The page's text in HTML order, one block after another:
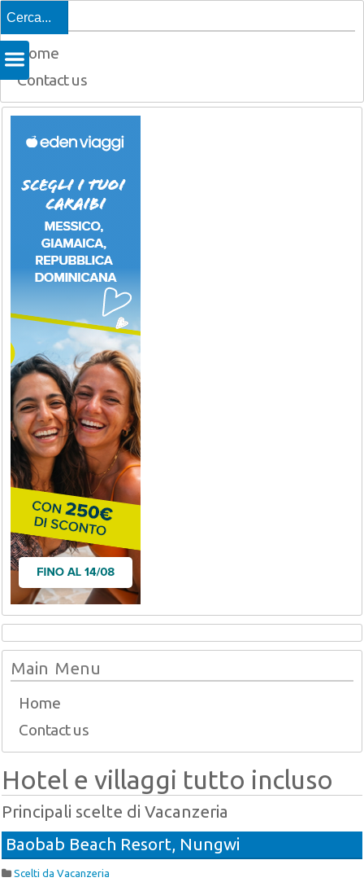
Top
Home
Contact us
Main Menu
Home
Contact us
Hotel e villaggi tutto incluso
Principali scelte di Vacanzeria
Baobab Beach Resort, Nungwi
Scelti da Vacanzeria